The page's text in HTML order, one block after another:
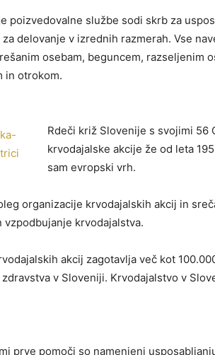
poizvedovalne službe sodi skrb za
delovanje v izrednih razmerah. Vse
osebam, beguncem, razseljenim
in otrokom.
Rdeči križ Slovenije s svojimi
krvodajalske akcije že od leta
sam evropski vrh.
organizacije krvodajalskih akcij in
vzpodbujanje krvodajalstva.
akcij zagotavlja več kot
v Sloveniji. Krvodajalstvo v
prve pomoči so namenjeni